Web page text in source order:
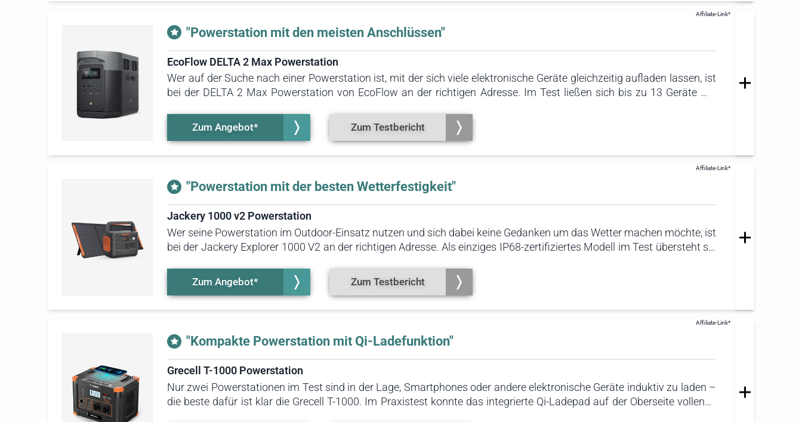
"Powerstation mit den meisten Anschlüssen"
EcoFlow DELTA 2 Max Powerstation
Wer auf der Suche nach einer Powerstation ist, mit der sich viele elektronische Geräte gleichzeitig aufladen lassen, ist
bei der DELTA 2 Max Powerstation von EcoFlow an der richtigen Adresse. Im Test ließen sich bis zu 13 Geräte mit
eine klare Empfehlung wert.
Zum Testbericht
Zum Angebot*
"Powerstation mit der besten Wetterfestigkeit"
Jackery 1000 v2 Powerstation
Wer seine Powerstation im Outdoor-Einsatz nutzen und sich dabei keine Gedanken um das Wetter machen möchte, ist
bei der Jackery Explorer 1000 V2 an der richtigen Adresse. Als einziges IP68-zertifiziertes Modell im Test übersteht sie
Displayanzeige, einen langlebigen Akku und optionale faltbare Solartmodule.
Zum Testbericht
Zum Angebot*
"Kompakte Powerstation mit Qi-Ladefunktion"
Grecell T-1000 Powerstation
Nur zwei Powerstationen im Test sind in der Lage, Smartphones oder andere elektronische Geräte induktiv zu laden –
die beste dafür ist klar die Grecell T-1000. Im Praxistest konnte das integrierte Qi-Ladepad auf der Oberseite vollends